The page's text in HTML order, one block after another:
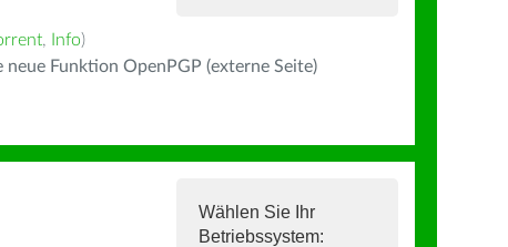
, Info)
neue Funktion OpenPGP (externe Seite)
Wählen Sie Ihr
Betriebssystem: